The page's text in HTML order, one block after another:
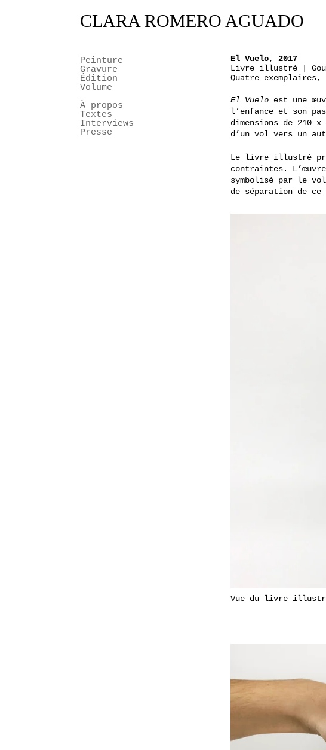
CLARA ROMERO AGUADO
Peinture
Gravure
Édition
Volume
–
À propos
Textes
Interviews
Presse
El Vuelo, 2017
Livre illustré |
Quatre exemplaires,
El Vueloest une
l’enfance et son
dimensions de 210
d’un vol vers un
Le livre illustré
contraintes.
symbolisé par le
de séparation de
Vue du livre